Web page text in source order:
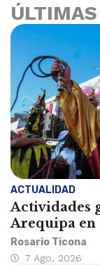
ACTUALIDAD
Actividades
Arequipa en
Rosario Ticona
7 Ago, 2026